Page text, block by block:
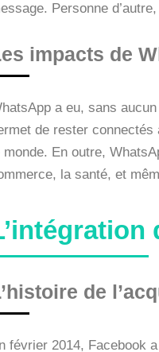
Personne
impacts de
a eu, sans
de rester
monde. En outre,
la santé, et
de
février 2014, Facebook